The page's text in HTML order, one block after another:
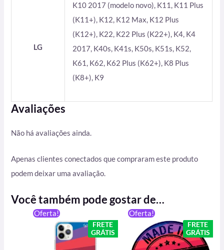
LG
K10 2017 (modelo novo), K11, K11 Plus
(K11+), K12, K12 Max, K12 Plus
(K12+), K22, K22 Plus (K22+), K4, K4
2017, K40s, K41s, K50s, K51s, K52,
K61, K62, K62 Plus (K62+), K8 Plus
(K8+), K9
Avaliações
Não há avaliações ainda.
Apenas clientes conectados que compraram este produto
podem deixar uma avaliação.
Você também pode gostar de…
Oferta!
FRETE
GRÁTIS
original
era:
R$ 59,90.
preço
atual
é:
Oferta!
FRETE
GRÁTIS
original
era:
R$ 24,90.
preço
atual
é:
R$ 24,89.